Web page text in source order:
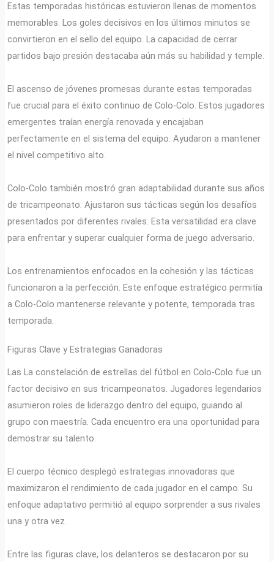
Estas temporadas históricas estuvieron llenas de momentos
memorables. Los goles decisivos en los últimos minutos se
convirtieron en el sello del equipo. La capacidad de cerrar
partidos bajo presión destacaba aún más su habilidad y temple.
El ascenso de jóvenes promesas durante estas temporadas
fue crucial para el éxito continuo de Colo-Colo. Estos jugadores
emergentes traían energía renovada y encajaban
perfectamente en el sistema del equipo. Ayudaron a mantener
el nivel competitivo alto.
Colo-Colo también mostró gran adaptabilidad durante sus años
de tricampeonato. Ajustaron sus tácticas según los desafíos
presentados por diferentes rivales. Esta versatilidad era clave
para enfrentar y superar cualquier forma de juego adversario.
Los entrenamientos enfocados en la cohesión y las tácticas
funcionaron a la perfección. Este enfoque estratégico permitía
a Colo-Colo mantenerse relevante y potente, temporada tras
temporada.
Figuras Clave y Estrategias Ganadoras
Las La constelación de estrellas del fútbol en Colo-Colo fue un
factor decisivo en sus tricampeonatos. Jugadores legendarios
asumieron roles de liderazgo dentro del equipo, guiando al
grupo con maestría. Cada encuentro era una oportunidad para
demostrar su talento.
El cuerpo técnico desplegó estrategias innovadoras que
maximizaron el rendimiento de cada jugador en el campo. Su
enfoque adaptativo permitió al equipo sorprender a sus rivales
una y otra vez.
Entre las figuras clave, los delanteros se destacaron por su